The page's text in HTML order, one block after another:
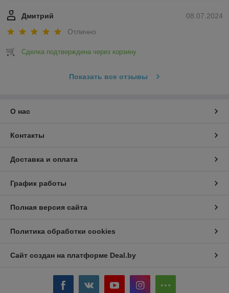
08.07.2024
Дмитрий
Отлично
Сделка подтверждена через корзину
Показать все отзывы
О нас
Контакты
Доставка и оплата
График работы
Полная версия сайта
Политика обработки cookies
Сайт создан на платформе Deal.by